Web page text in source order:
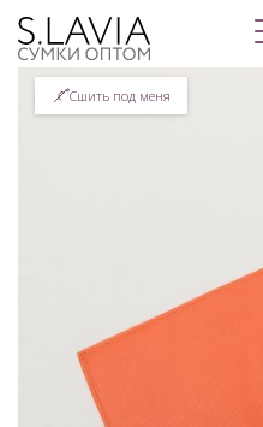
Сшить под меня